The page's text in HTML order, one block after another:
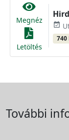
Megnéz
Letöltés
event_available
740
További